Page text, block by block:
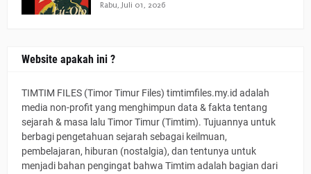
Rabu, Juli 01, 2026
Website apakah ini ?
TIMTIM FILES (Timor Timur Files) timtimfiles.my.id adalah
media non-profit yang menghimpun data & fakta tentang
sejarah & masa lalu Timor Timur (Timtim). Tujuannya untuk
berbagi pengetahuan sejarah sebagai keilmuan,
pembelajaran, hiburan (nostalgia), dan tentunya untuk
menjadi bahan pengingat bahwa Timtim adalah bagian dari